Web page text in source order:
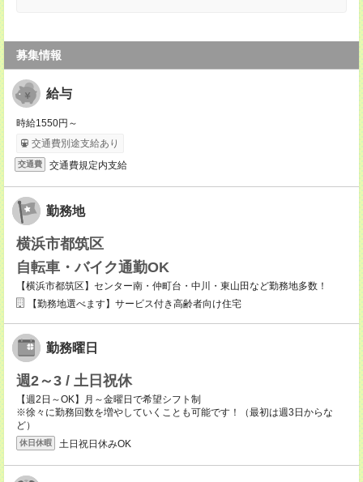
募集情報
給与
時給1550円～
交通費別途支給あり
交通費 交通費規定内支給
勤務地
横浜市都筑区
自転車・バイク通勤OK
【横浜市都筑区】センター南・仲町台・中川・東山田など勤務地多数！
【勤務地選べます】サービス付き高齢者向け住宅
勤務曜日
週2～3 / 土日祝休
【週2日～OK】月～金曜日で希望シフト制
※徐々に勤務回数を増やしていくことも可能です！（最初は週3日からな
ど）
休日休暇 土日祝日休みOK